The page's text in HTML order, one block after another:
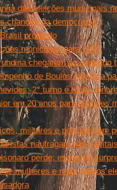
das eleições municipais
chances da democracia
profundo
municipais para 2022
chegaram ao segundo
de Boulos significa
2° turno é teste
em 20 anos para eleições
militares e policiais têm
naufragam nas capitais
perde; esquerda
mulheres e mais negros